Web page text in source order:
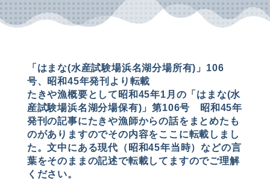
「はまな(水産試験場浜名湖分場所有) 」106
号、昭和45年発刊より転載
たきや漁概要として昭和45年1 月の「はまな(水
産試験場浜名湖分場保有) 」第106号 昭和45年
発刊の記事にたきや漁師からの話をまとめたも
のがありますのでその内容をここに転載しまし
た。文中にある現代（昭和45年当時）などの言
葉をそのままの記述で転載してますのでご理解
ください。